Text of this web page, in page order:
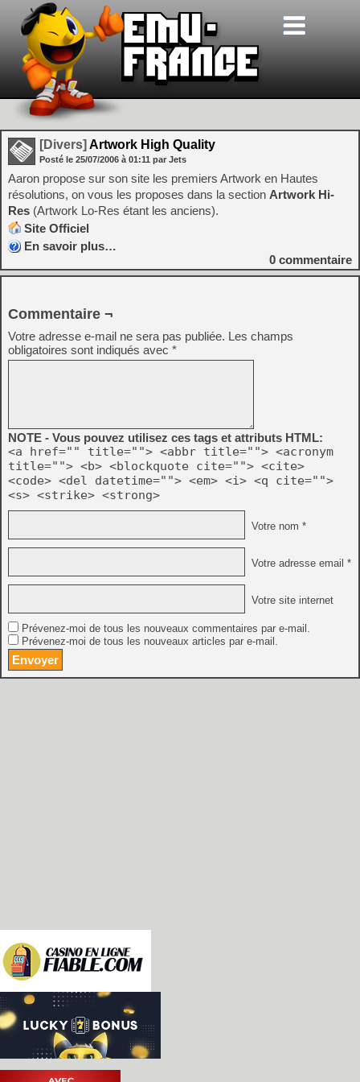
[Divers] Artwork High Quality
Posté le 25/07/2006 à 01:11 par Jets
Aaron propose sur son site les premiers Artwork en Hautes
résolutions, on vous les proposes dans la section Artwork Hi-
Res (Artwork Lo-Res étant les anciens).
Site Officiel
En savoir plus…
0 commentaire
Commentaire ¬
Votre adresse e-mail ne sera pas publiée. Les champs
obligatoires sont indiqués avec *
NOTE - Vous pouvez utilisez ces tags et attributs HTML:
<a href="" title=""> <abbr title=""> <acronym
title=""> <b> <blockquote cite=""> <cite>
<code> <del datetime=""> <em> <i> <q cite="">
<s> <strike> <strong>
Votre nom *
Votre adresse email *
Votre site internet
Prévenez-moi de tous les nouveaux commentaires par e-mail.
Prévenez-moi de tous les nouveaux articles par e-mail.